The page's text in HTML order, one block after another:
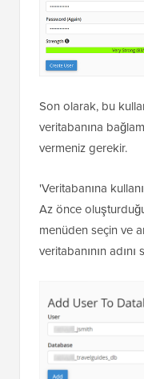
Son olarak, bu
veritabanına
vermeniz gerekir.
'Veritabanına
Az önce
menüden seçin ve
veritabanının adını